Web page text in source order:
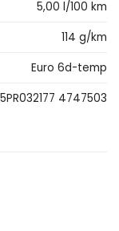
5,00 l/100 km
114 g/km
Euro 6d-temp
4747503